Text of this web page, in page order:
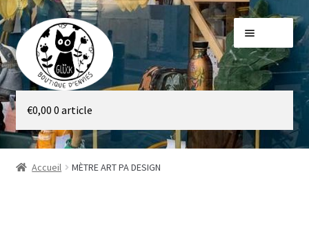
Aller
à
la
navigation
Aller
au
contenu
Galerie
Boutique
€0,00 0 article
Accueil MÈTRE ART PA DESIGN